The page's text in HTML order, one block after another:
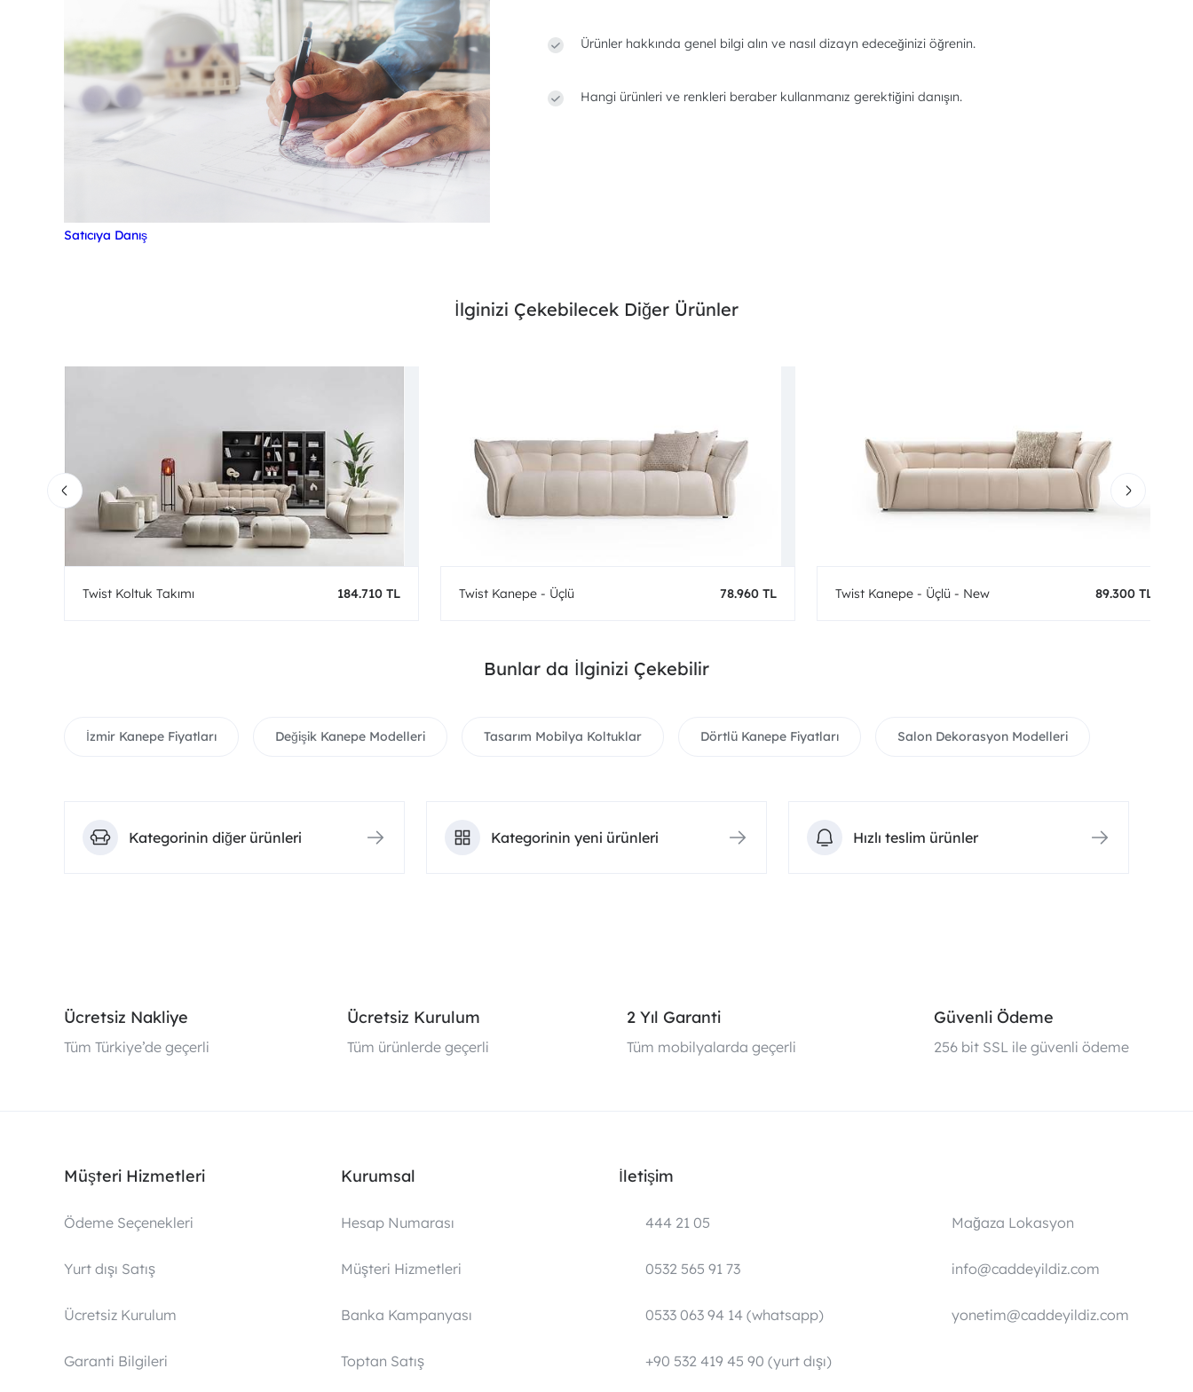
Ürünler hakkında genel bilgi alın ve nasıl dizayn edeceğinizi öğrenin.
Hangi ürünleri ve renkleri beraber kullanmanız gerektiğini danışın.
Satıcıya Danış
İlginizi Çekebilecek Diğer Ürünler
Twist Koltuk Takımı 184.710 TL Twist Kanepe - Üçlü 78.960 TL Twist Kanepe - Üçlü - New 89.300 TL
Bunlar da İlginizi Çekebilir
İzmir Kanepe Fiyatları Değişik Kanepe Modelleri Tasarım Mobilya Koltuklar Dörtlü Kanepe Fiyatları Salon Dekorasyon Modelleri
Kategorinin diğer ürünleri Kategorinin yeni ürünleri Hızlı teslim ürünler
Ücretsiz Nakliye
Tüm Türkiye’de geçerli
Ücretsiz Kurulum
Tüm ürünlerde geçerli
2 Yıl Garanti
Tüm mobilyalarda geçerli
Güvenli Ödeme
256 bit SSL ile güvenli ödeme
Müşteri Hizmetleri
Ödeme Seçenekleri
Yurt dışı Satış
Ücretsiz Kurulum
Garanti Bilgileri
Kurumsal
Hesap Numarası
Müşteri Hizmetleri
Banka Kampanyası
Toptan Satış
İletişim
444 21 05
0532 565 91 73
0533 063 94 14 (whatsapp)
+90 532 419 45 90 (yurt dışı)
Mağaza Lokasyon
info@caddeyildiz.com
yonetim@caddeyildiz.com